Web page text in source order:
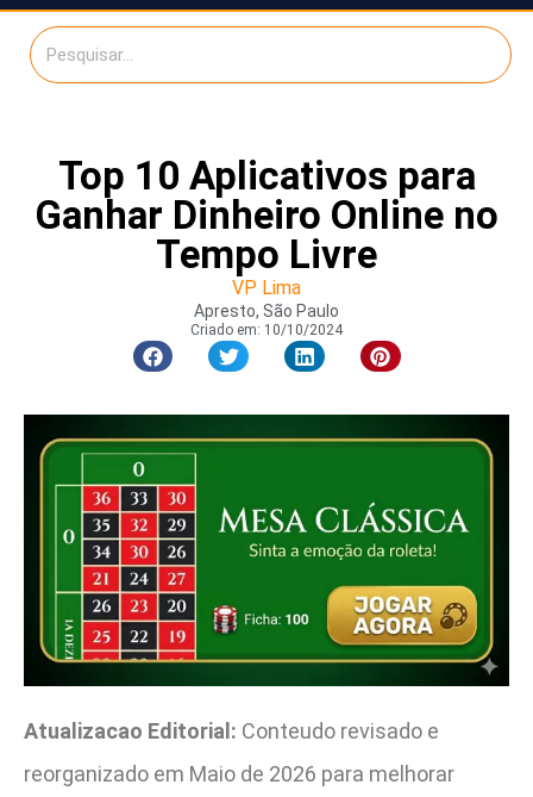
Top 10 Aplicativos para
Ganhar Dinheiro Online no
Tempo Livre
VP Lima
Apresto, São Paulo
Criado em: 10/10/2024
Atualizacao Editorial: Conteudo revisado e
reorganizado em Maio de 2026 para melhorar